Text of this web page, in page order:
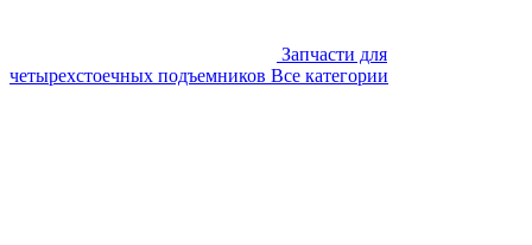
Запчасти для
четырехстоечных подъемников Все категории